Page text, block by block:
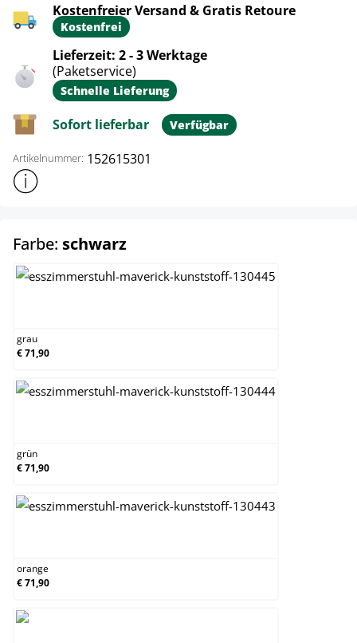
Kostenfreier Versand & Gratis Retoure
Kostenfrei
Lieferzeit: 2 - 3 Werktage
(Paketservice)
Schnelle Lieferung
Sofort lieferbar Verfügbar
Artikelnummer: 152615301
Weitere Produktinformationen anzeigen
Farbe: schwarzauswählen
grau
€ 71,90
grün
€ 71,90
orange
€ 71,90